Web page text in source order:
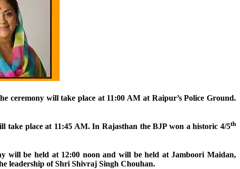
will take place at 11:00 AM at Raipur’s Police Ground.
place at 11:45 AM. In Rajasthan the BJP won a historic 4/5th
will be held at 12:00 noon and will be held at Jamboori Maidan,
leadership of Shri Shivraj Singh Chouhan.